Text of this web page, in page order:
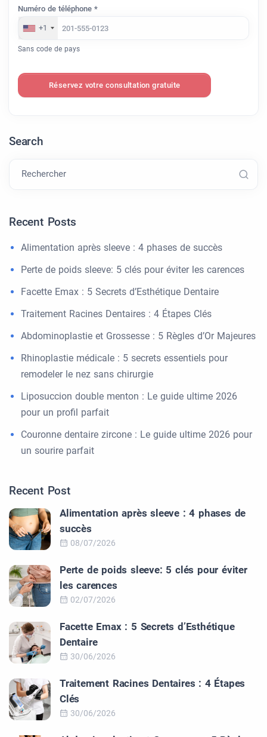
Numéro de téléphone *
+1
Sans code de pays
Réservez votre consultation gratuite
Search
Rechercher
Recent Posts
Alimentation après sleeve : 4 phases de succès
Perte de poids sleeve: 5 clés pour éviter les carences
Facette Emax : 5 Secrets d’Esthétique Dentaire
Traitement Racines Dentaires : 4 Étapes Clés
Abdominoplastie et Grossesse : 5 Règles d’Or Majeures
Rhinoplastie médicale : 5 secrets essentiels pour
remodeler le nez sans chirurgie
Liposuccion double menton : Le guide ultime 2026
pour un profil parfait
Couronne dentaire zircone : Le guide ultime 2026 pour
un sourire parfait
Recent Post
Alimentation après sleeve : 4 phases de
succès
08/07/2026
Perte de poids sleeve: 5 clés pour éviter
les carences
02/07/2026
Facette Emax : 5 Secrets d’Esthétique
Dentaire
30/06/2026
Traitement Racines Dentaires : 4 Étapes
Clés
30/06/2026